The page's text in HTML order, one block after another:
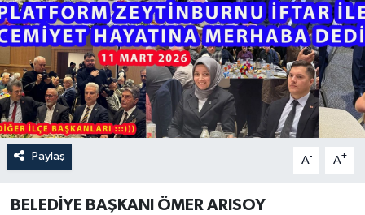
Paylaş A- A+
BELEDİYE BAŞKANI ÖMER ARISOY